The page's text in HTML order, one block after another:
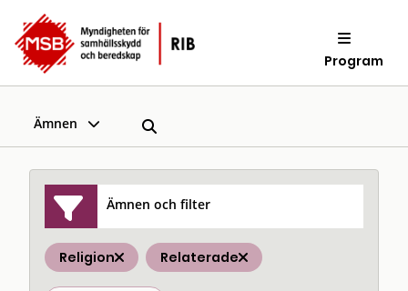
Program
Ämnen
Ämnen och filter
Religion Relaterade